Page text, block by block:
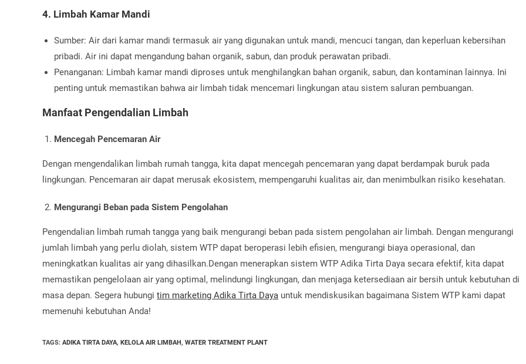
4. Limbah Kamar Mandi
Sumber: Air dari kamar mandi termasuk air yang digunakan untuk mandi, mencuci tangan, dan keperluan kebersihan
pribadi. Air ini dapat mengandung bahan organik, sabun, dan produk perawatan pribadi.
Penanganan: Limbah kamar mandi diproses untuk menghilangkan bahan organik, sabun, dan kontaminan lainnya. Ini
penting untuk memastikan bahwa air limbah tidak mencemari lingkungan atau sistem saluran pembuangan.
Manfaat Pengendalian Limbah
Mencegah Pencemaran Air
Dengan mengendalikan limbah rumah tangga, kita dapat mencegah pencemaran yang dapat berdampak buruk pada
lingkungan. Pencemaran air dapat merusak ekosistem, mempengaruhi kualitas air, dan menimbulkan risiko kesehatan.
Mengurangi Beban pada Sistem Pengolahan
Pengendalian limbah rumah tangga yang baik mengurangi beban pada sistem pengolahan air limbah. Dengan mengurangi
jumlah limbah yang perlu diolah, sistem WTP dapat beroperasi lebih efisien, mengurangi biaya operasional, dan
meningkatkan kualitas air yang dihasilkan.Dengan menerapkan sistem WTP Adika Tirta Daya secara efektif, kita dapat
memastikan pengelolaan air yang optimal, melindungi lingkungan, dan menjaga ketersediaan air bersih untuk kebutuhan di
masa depan. Segera hubungi tim marketing Adika Tirta Daya untuk mendiskusikan bagaimana Sistem WTP kami dapat
memenuhi kebutuhan Anda!
TAGS: ADIKA TIRTA DAYA, KELOLA AIR LIMBAH, WATER TREATMENT PLANT